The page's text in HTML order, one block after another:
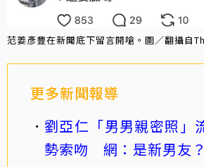
范姜彥豐在新聞底下留言開嗆。圖／翻攝自
更多新聞報導
劉亞仁「男男親密照」
勢索吻 網：是新男友？